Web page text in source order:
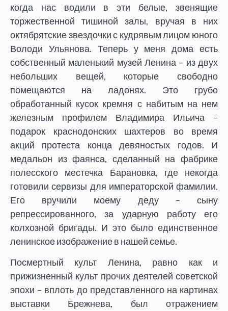
когда нас водили в эти белые, звенящие
торжественной тишиной залы, вручая в них
октябрятские звездочки с кудрявым лицом юного
Володи Ульянова. Теперь у меня дома есть
собственный маленький музей Ленина – из двух
небольших вещей, которые свободно
помещаются на ладонях. Это грубо
обработанный кусок кремня с набитым на нем
железным профилем Владимира Ильича –
подарок краснодонских шахтеров во время
акций протеста конца девяностых годов. И
медальон из фаянса, сделанный на фабрике
полесского местечка Барановка, где некогда
готовили сервизы для императорской фамилии.
Его вручили моему деду – сыну
репрессированного, за ударную работу его
колхозной бригады. И это было единственное
ленинское изображение в нашей семье.
Посмертный культ Ленина, равно как и
прижизненный культ прочих деятелей советской
эпохи – вплоть до представленного на картинах
выставки Брежнева, был отражением